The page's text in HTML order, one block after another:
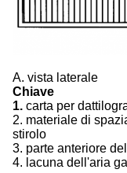
A. vista
Chiave
1. carta per
2. materiale di
stirolo
3. parte anteriore
4. lacuna dell'aria